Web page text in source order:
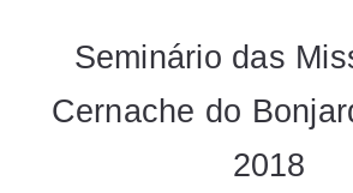
Seminário das
Cernache do
2018